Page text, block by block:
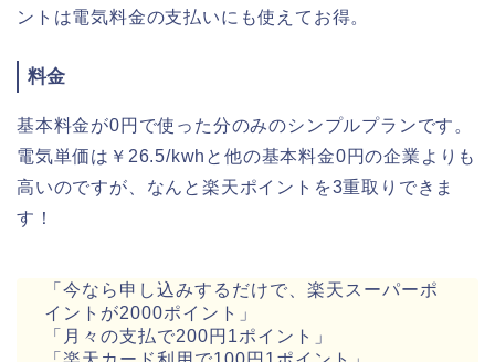
ントは電気料金の支払いにも使えてお得。
料金
基本料金が0円で使った分のみのシンプルプランです。
電気単価は￥26.5/kwhと他の基本料金0円の企業よりも
高いのですが、なんと楽天ポイントを3重取りできま
す！
「今なら申し込みするだけで、楽天スーパーポ
イントが2000ポイント」
「月々の支払で200円1ポイント」